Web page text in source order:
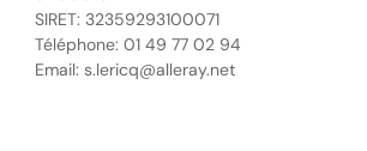
SIRET: 32359293100071
Téléphone: 01 49 77 02 94
Email: s.lericq@alleray.net